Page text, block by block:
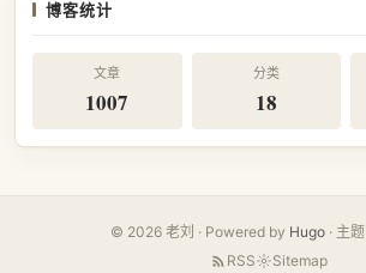
博客统计
文章
1007
分类
18
© 2026 老刘 · Powered by Hugo· 主题
RSS
Sitemap